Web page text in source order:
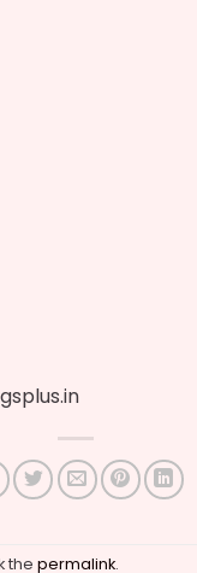
the permalink.